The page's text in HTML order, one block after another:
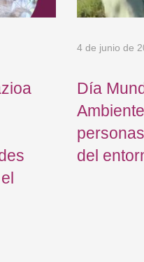
4 de junio de
Día
del